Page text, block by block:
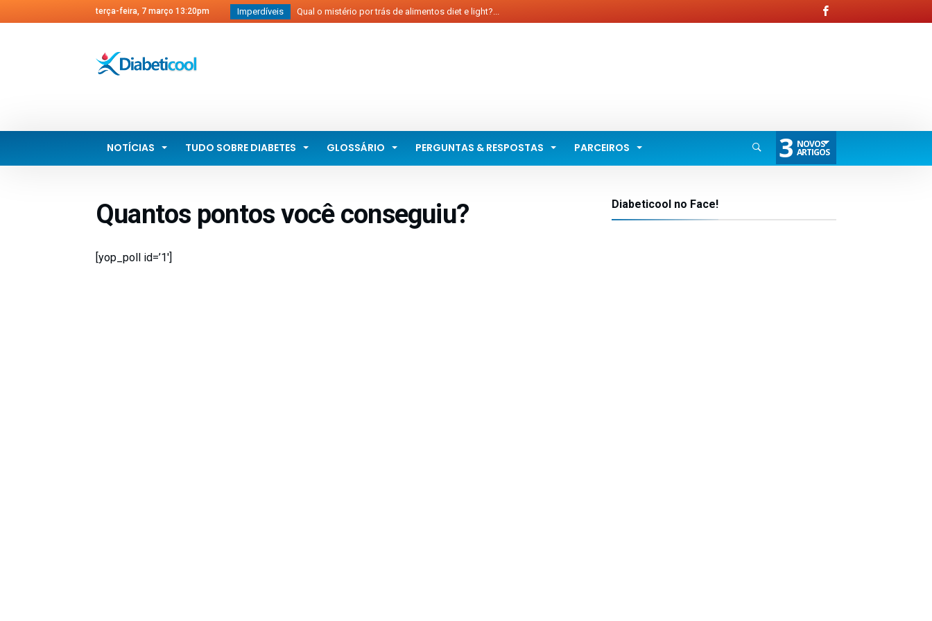
terça-feira, 7 março 13:20pm Imperdíveis Qual o mistério por trás de alimentos diet e light?...
NOTÍCIAS TUDO SOBRE DIABETES GLOSSÁRIO PERGUNTAS & RESPOSTAS PARCEIROS 3 NOVOS
ARTIGOS
Quantos pontos você conseguiu?
[yop_poll id=’1′]
Diabeticool no Face!